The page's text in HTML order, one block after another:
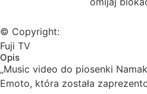
© Copyright:
Fuji TV
Opis
„Music video do piosenki
Emoto, która została